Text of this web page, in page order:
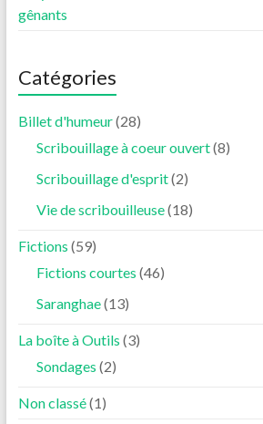
gênants
Catégories
Billet d'humeur(28)
Scribouillage à coeur ouvert(8)
Scribouillage d'esprit(2)
Vie de scribouilleuse(18)
Fictions (59)
Fictions courtes (46)
Saranghae(13)
La boîte à Outils (3)
Sondages (2)
Non classé(1)